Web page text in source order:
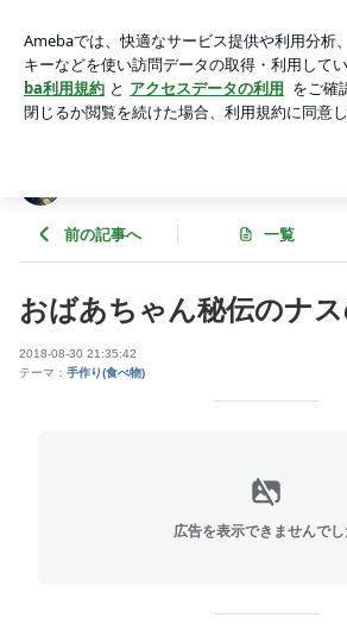
アプリをダウンロードして ブログの更新通知
ょう。
前の記事へ 一覧
おばあちゃん秘伝のナ
2018-08-30 21:35:42
テーマ： 手作り(食べ物)
広告を表示できませんでし